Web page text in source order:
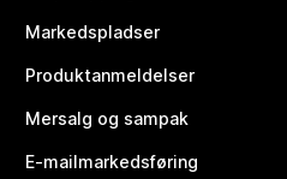
Markedspladser
Produktanmeldelser
Mersalg og sampak
E-mailmarkedsføring